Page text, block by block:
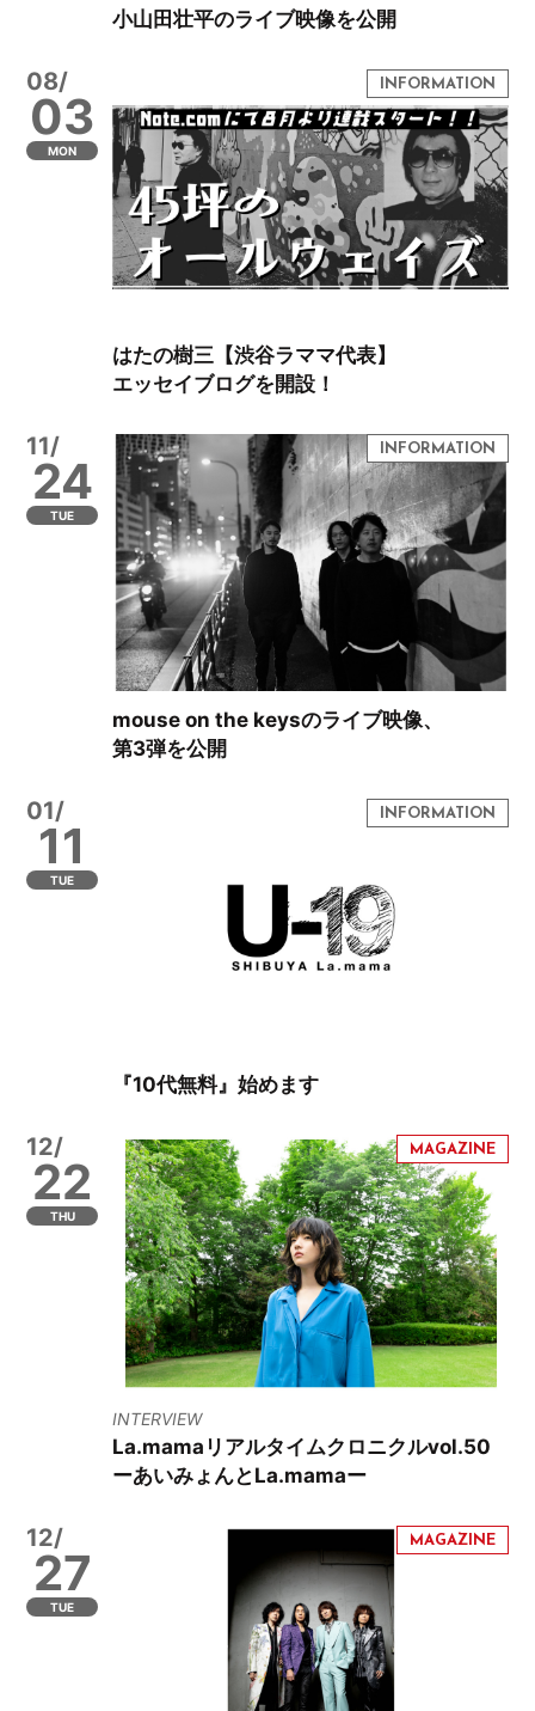
小山田壮平のライブ映像を公開
08/
03
MON
はたの樹三【渋谷ラママ代表】
エッセイブログを開設！
11/
24
TUE
mouse on the keysのライブ映像、
第3弾を公開
01/
11
TUE
『10代無料』始めます
12/
22
THU
INTERVIEW
La.mamaリアルタイムクロニクルvol.50
ーあいみょんとLa.mamaー
12/
27
TUE